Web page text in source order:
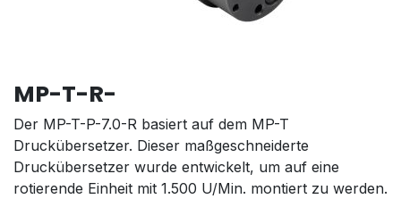
MP-T-R-
Der MP-T-P-7.0-R basiert auf dem MP-T
Druckübersetzer. Dieser maßgeschneiderte
Druckübersetzer wurde entwickelt, um auf eine
rotierende Einheit mit 1.500 U/Min. montiert zu werden.